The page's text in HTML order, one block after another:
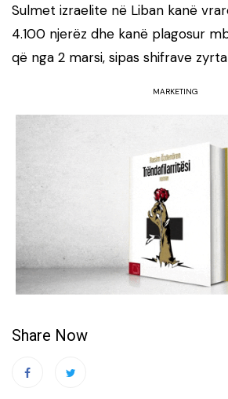
Sulmet izraelite në Liban kanë
4.100 njerëz dhe kanë plagosur
që nga 2 marsi, sipas shifrave
MARKETING
Share Now